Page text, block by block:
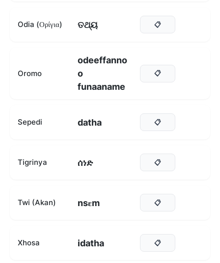
Odia (Ορίγια) ତଥ୍ୟ 📋
Oromo
odeeffanno
o
funaaname
📋
Sepedi datha 📋
Tigrinya ሰነድ 📋
Twi (Akan) nsɛm 📋
Xhosa idatha 📋